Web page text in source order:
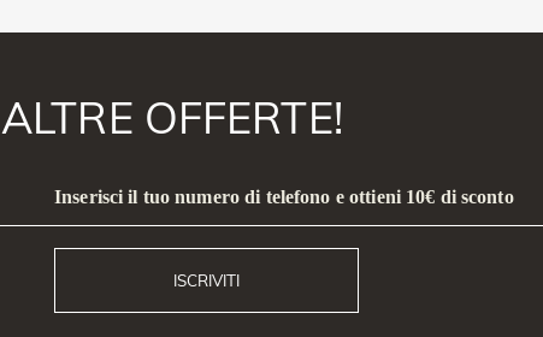
OFFERTE!
Inserisci il tuo numero di telefono e ottieni 10€ di sconto
ISCRIVITI